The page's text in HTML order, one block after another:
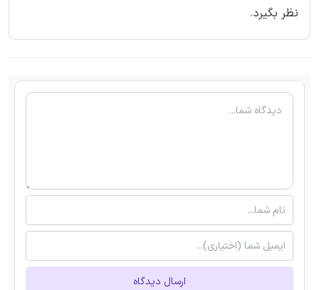
نظر بگیرد.
ارسال دیدگاه